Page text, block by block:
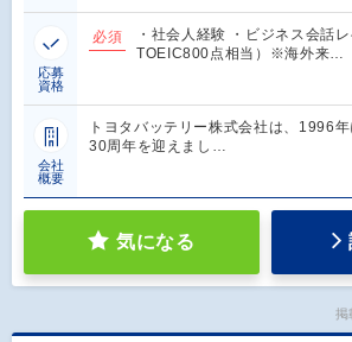
応募
資格
必須
・社会人経験 ・ビジネス会話
TOEIC800点相当）※海外来…
会社
概要
トヨタバッテリー株式会社は、1996
30周年を迎えまし…
気になる
掲